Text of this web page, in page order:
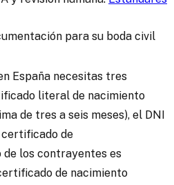
España necesitas tres
literal de nacimiento
de tres a seis meses), el DNI
de
de los contrayentes es
de nacimiento